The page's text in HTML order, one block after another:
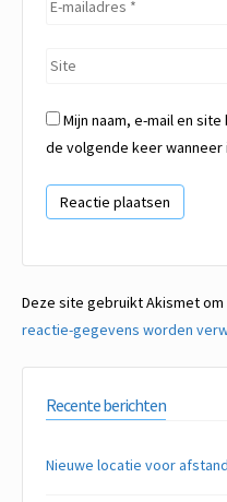
Site
Mijn naam, e-mail en
de volgende keer
Deze site gebruikt Akismet
reactie-gegevens worden
Recente berichten
Nieuwe locatie voor